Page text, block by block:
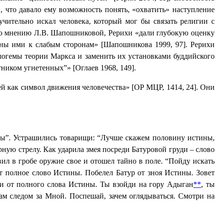
давало ему возможность понять, «охватить» наступление
искал человека, который мог бы связать религии с
мнению Л.В. Шапошниковой, Рерихи «дали глубокую оценку
ими к слабым сторонам» [Шапошникова 1999, 97]. Рерихи
теории Маркса и заменить их установками буддийского
угнетенных”» [Оглаев 1968, 149].
как символ движения человечества» [ОР МЦР, 1414, 24]. Они
Устрашились товарищи: “Лучше скажем половину истины,
стрелу. Как ударила змея посреди Батуровой груди – слово
в гробе оружие свое и отошел тайно в поле. “Пойду искать
слово Истины. Побелел Батур от зноя Истины. Зовет
от полного слова Истины. Ты взойди на гору Адыган**, ты
следом за Мной. Поспешай, зачем оглядываться. Смотри на